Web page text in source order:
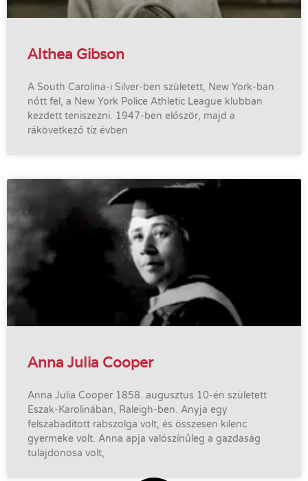
Althea Gibson
A South Carolina-i Silver-ben született, New York-ban
nőtt fel, a New York Police Athletic League klubban
kezdett teniszezni. 1947-ben először, majd a
rákövetkező tíz évben
Anna Julia Cooper
Anna Julia Cooper 1858. augusztus 10-én született
Észak-Karolinában, Raleigh-ben. Anyja egy
felszabadított rabszolga volt, és összesen kilenc
gyermeke volt. Anna apja valószínűleg a gazdaság
tulajdonosa volt,